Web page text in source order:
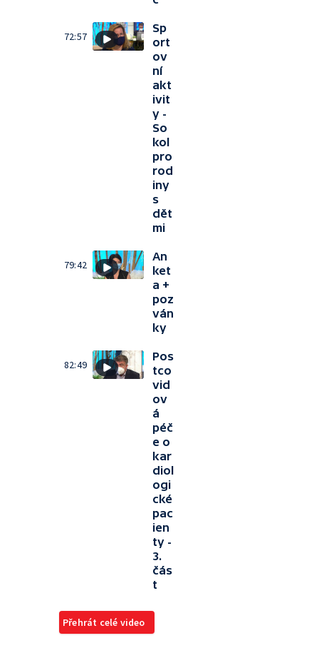
72:57
Sp
ort
ov
ní
akt
ivit
y -
So
kol
pro
rod
iny
s
dět
mi
79:42
An
ket
a +
poz
ván
ky
82:49
Pos
tco
vid
ov
á
péč
e o
kar
diol
ogi
cké
pac
ien
ty -
3.
čás
t
Přehrát celé video